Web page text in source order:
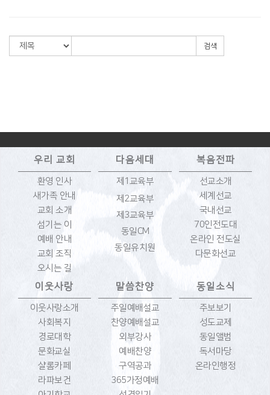
검색
우리 교회
환영 인사
새가족 안내
교회 소개
섬기는 이
예배 안내
교회 조직
오시는 길
다음세대
제1교육부
제2교육부
제3교육부
동일CM
동일유치원
복음전파
선교소개
세계선교
국내선교
70인전도대
온라인 전도실
다문화선교
이웃사랑
이웃사랑소개
사회복지
경로대학
문화교실
샬롬카페
라파보건
말씀찬양
주일예배설교
찬양예배설교
외부강사
예배찬양
구역공과
365가정예배
동일소식
주보보기
성도교제
동일앨범
독서마당
온라인행정